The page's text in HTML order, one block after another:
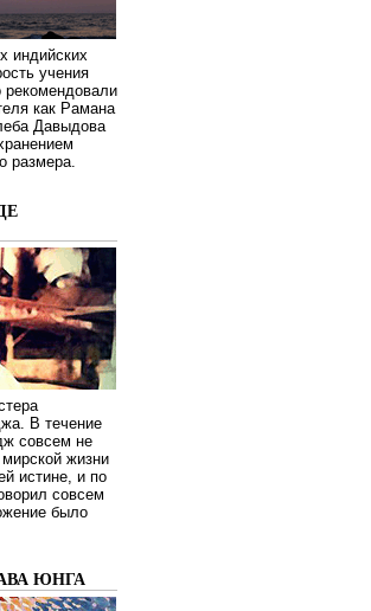
индийских
учения
рекомендовали
как Рамана
Давыдова
размера.
В течение
совсем не
жизни
истине, и по
совсем
было
ЮНГА